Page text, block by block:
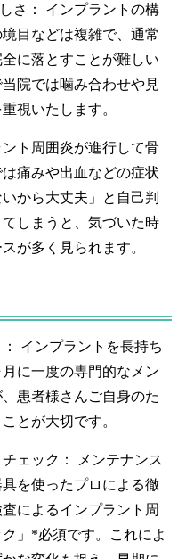
さ：
インプラントの構
目などは複雑で、通常
に落とすことが難しい
院では噛み合わせや見
視いたします。
ト周囲炎が進行して骨
痛みや出血などの症状
いから大丈夫」と自己判
しまう と、気づいた時
が多く見られます。
インプラントを長持ち
に一度の専門的なメン
患者様さんご自身のた
とが大切です。
ェック：
メンテナンス
を使ったプロによる徹
によるインプラント周
」*必須です。これによ